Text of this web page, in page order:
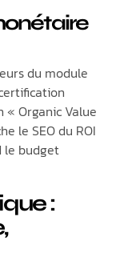
du module
« Organic Value
le SEO du ROI
le budget
: